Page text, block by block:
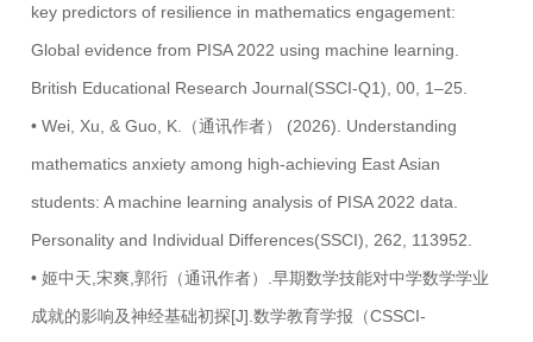
key predictors of resilience in mathematics engagement:
Global evidence from PISA 2022 using machine learning.
British Educational Research Journal(SSCI-Q1), 00, 1–25.
• Wei, Xu, & Guo, K.（通讯作者） (2026). Understanding
mathematics anxiety among high-achieving East Asian
students: A machine learning analysis of PISA 2022 data.
Personality and Individual Differences(SSCI), 262, 113952.
• 姬中天,宋爽,郭衎（通讯作者）.早期数学技能对中学数学学业
成就的影响及神经基础初探[J].数学教育学报（CSSCI-